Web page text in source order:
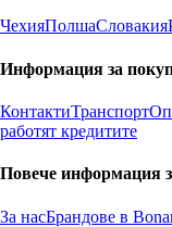
ЧехияПолшаСловакия
Информация за
КонтактиТранспорт
работят кредитите
Повече информация
За насБрандове в